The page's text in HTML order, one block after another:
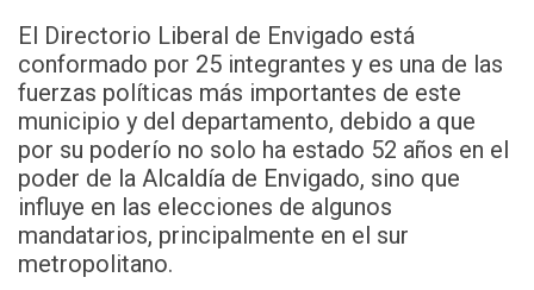
El Directorio Liberal de Envigado está
conformado por 25 integrantes y es una de las
fuerzas políticas más importantes de este
municipio y del departamento, debido a que
por su poderío no solo ha estado 52 años en el
poder de la Alcaldía de Envigado, sino que
influye en las elecciones de algunos
mandatarios, principalmente en el sur
metropolitano.